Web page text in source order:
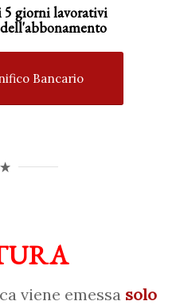
5 giorni lavorativi
Bancario
viene emessasolo